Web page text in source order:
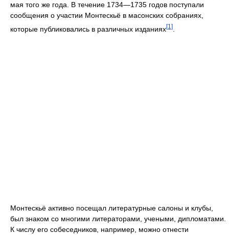
мая того же года. В течение 1734—1735 годов поступали
сообщения о участии Монтескьё в масонских собраниях,
которые публиковались в различных изданиях[1]
Монтескьё активно посещал литературные салоны и клубы,
был знаком со многими литераторами, учеными, дипломатами.
К числу его собеседников, например, можно отнести